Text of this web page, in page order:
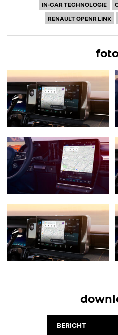
IN-CAR TECHNOLOGIE
RENAULT OPENR LINK
BERICHT